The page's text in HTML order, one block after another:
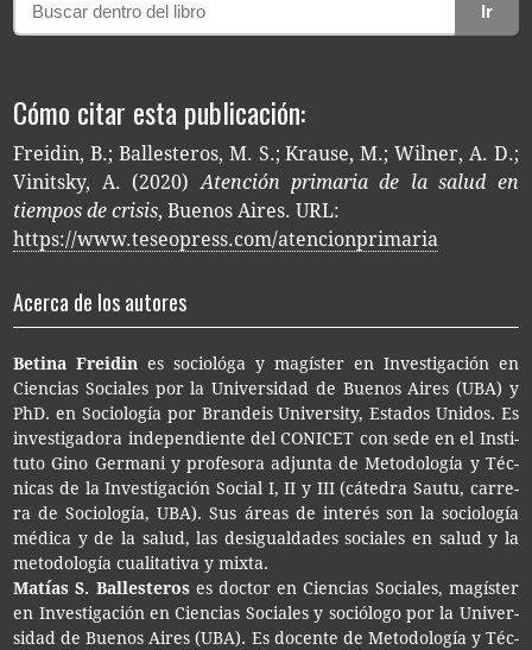
Ir
Cómo citar esta publicación:
Freidin, B.; Ballesteros, M. S.; Krause, M.; Wilner, A. D.;
Vinitsky, A. (2020)Atención primaria de la salud en
tiempos de crisis, Buenos Aires. URL:
https://www.teseopress.com/atencionprimaria
Acerca de los autores
Beti­na Freidin es socio­ló­ga y magís­ter en Inves­ti­ga­ción en
Cien­cias Socia­les por la Uni­ver­si­dad de Bue­nos Aires (UBA) y
PhD. en Socio­lo­gía por Bran­deis Uni­ver­sity, Esta­dos Uni­dos. Es
inves­ti­ga­do­ra inde­pen­dien­te del CONI­CET con sede en el Ins­ti­
tu­to Gino Ger­ma­ni y pro­fe­so­ra adjun­ta de Meto­do­lo­gía y Téc­
ni­cas de la Inves­ti­ga­ción Social I, II y III (cáte­dra Sautu, carre­
ra de Socio­lo­gía, UBA). Sus áreas de inte­rés son la socio­lo­gía
médi­ca y de la salud, las desigual­da­des socia­les en salud y la
meto­do­lo­gía cua­li­ta­ti­va y mixta.
Matías S. Ballesteroses doc­tor en Cien­cias Socia­les, magís­ter
en Inves­ti­ga­ción en Cien­cias Socia­les y soció­lo­go por la Uni­ver­
si­dad de Bue­nos Aires (UBA). Es docen­te de Meto­do­lo­gía y Téc­